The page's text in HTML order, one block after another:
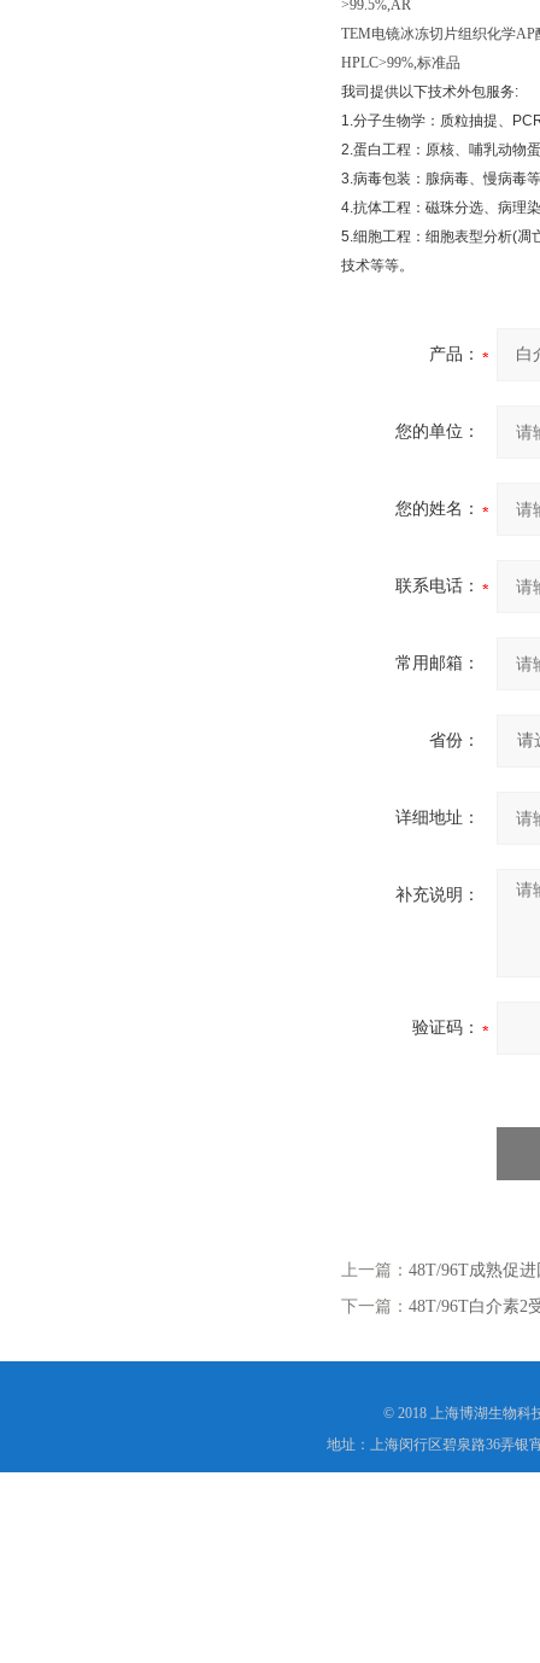
>99.5%,AR
TEM电镜冰冻切片组织化学AP
HPLC>99%,标准品
我司提供以下技术外包服务:
1.分子生物学：质粒抽提、
2.蛋白工程：原核、哺乳动物
3.病毒包装：腺病毒、慢病毒等
4.抗体工程：磁珠分选、病理
5.细胞工程：细胞表型分析(凋
技术等等。
产品：
您的单位：
您的姓名：
联系电话：
常用邮箱：
省份：
详细地址：
补充说明：
验证码：
上一篇： 48T/96T成熟促
下一篇： 48T/96T白介素2
© 2018 上海博湖生物科
地址：上海闵行区碧泉路36弄银